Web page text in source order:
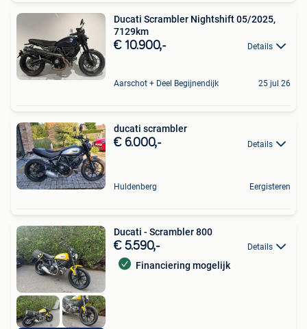
Ducati Scrambler Nightshift 05/2025,
7129km
€ 10.900,- Details
Aarschot + Deel Begijnendijk 25 jul 26
ducati scrambler
€ 6.000,- Details
Huldenberg Eergisteren
Ducati - Scrambler 800
€ 5.590,- Details
Financiering mogelijk